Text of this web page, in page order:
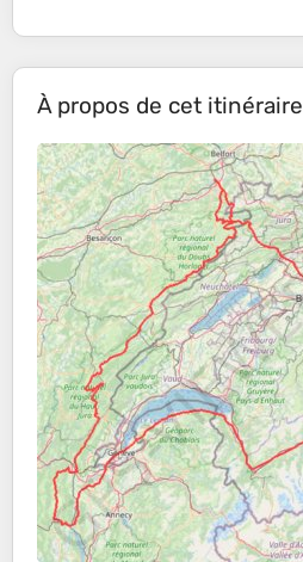
À propos de cet itinéraire